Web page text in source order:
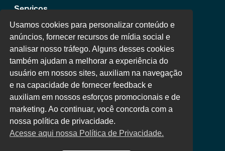
Serviços
Jurídico
Oportunidades
Clube de Vantagens
Área Colaborador
Usamos cookies para personalizar conteúdo e
anúncios, fornecer recursos de mídia social e
analisar nosso tráfego. Alguns desses cookies
também ajudam a melhorar a experiência do
usuário em nossos sites, auxiliam na navegação
e na capacidade de fornecer feedback e
auxiliam em nossos esforços promocionais e de
marketing. Ao continuar, você concorda com a
nossa política de privacidade.
Acesse aqui nossa Política de Privacidade.